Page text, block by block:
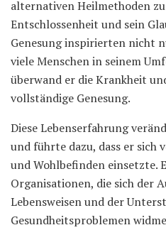
alternativen Heilmethoden
Entschlossenheit und sein
Genesung inspirierten nicht
viele Menschen in seinem
überwand er die Krankheit
vollständige Genesung.
Diese Lebenserfahrung
und führte dazu, dass er sich
und Wohlbefinden einsetzte.
Organisationen, die sich der
Lebensweisen und der
Gesundheitsproblemen